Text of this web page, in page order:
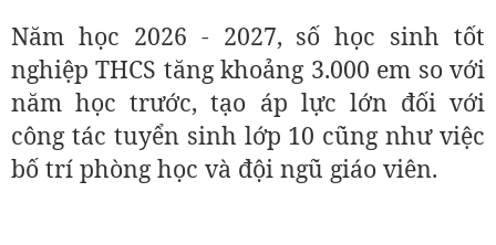
Năm học 2026 - 2027, số học sinh tốt
nghiệp THCS tăng khoảng 3.000 em so với
năm học trước, tạo áp lực lớn đối với
công tác tuyển sinh lớp 10 cũng như việc
bố trí phòng học và đội ngũ giáo viên.